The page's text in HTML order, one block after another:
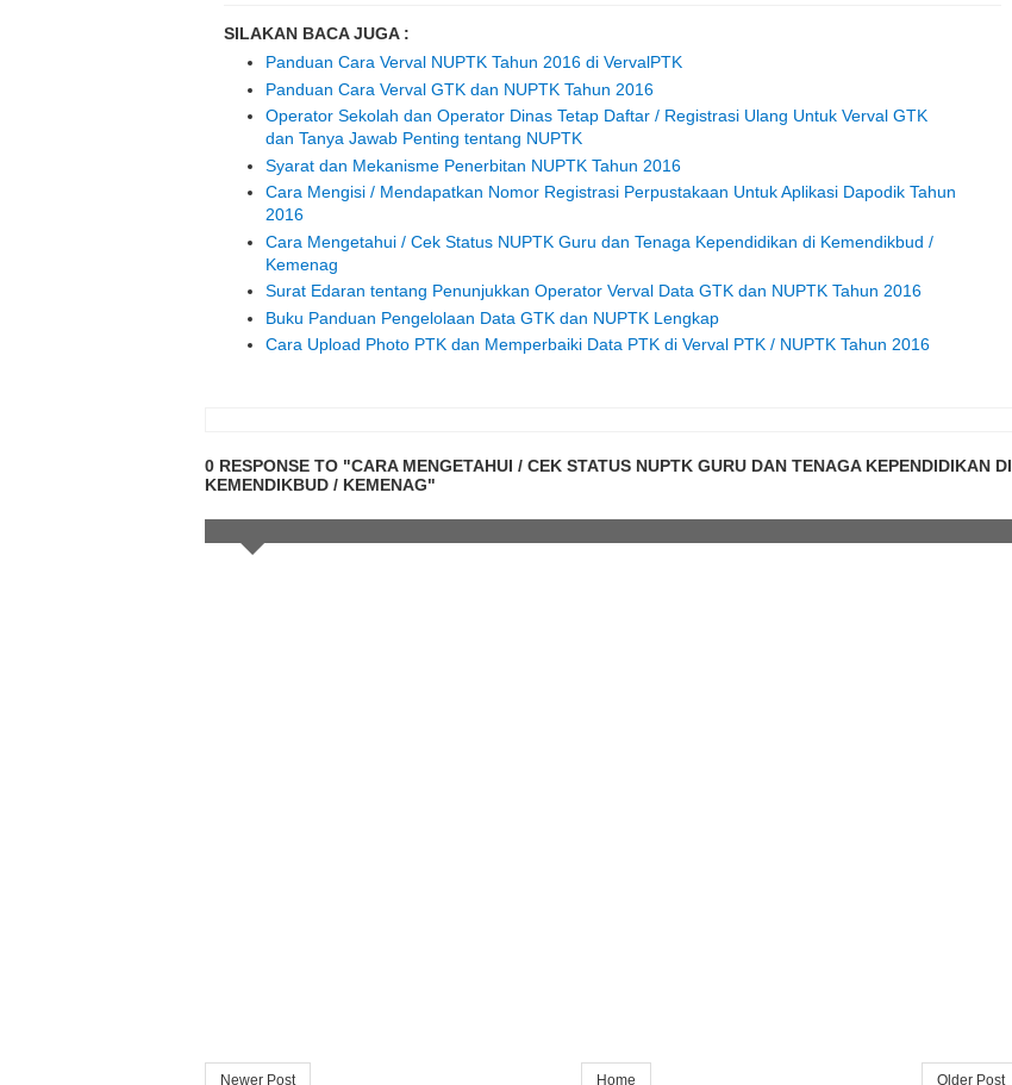
SILAKAN BACA JUGA :
Panduan Cara Verval NUPTK Tahun 2016 di VervalPTK
Panduan Cara Verval GTK dan NUPTK Tahun 2016
Operator Sekolah dan Operator Dinas Tetap Daftar / Registrasi Ulang Untuk Verval GTK
dan Tanya Jawab Penting tentang NUPTK
Syarat dan Mekanisme Penerbitan NUPTK Tahun 2016
Cara Mengisi / Mendapatkan Nomor Registrasi Perpustakaan Untuk Aplikasi Dapodik Tahun
2016
Cara Mengetahui / Cek Status NUPTK Guru dan Tenaga Kependidikan di Kemendikbud /
Kemenag
Surat Edaran tentang Penunjukkan Operator Verval Data GTK dan NUPTK Tahun 2016
Buku Panduan Pengelolaan Data GTK dan NUPTK Lengkap
Cara Upload Photo PTK dan Memperbaiki Data PTK di Verval PTK / NUPTK Tahun 2016
0 RESPONSE TO "CARA MENGETAHUI / CEK STATUS NUPTK GURU DAN TENAGA KEPENDIDIKAN DI
KEMENDIKBUD / KEMENAG"
Newer Post Older Post
Home